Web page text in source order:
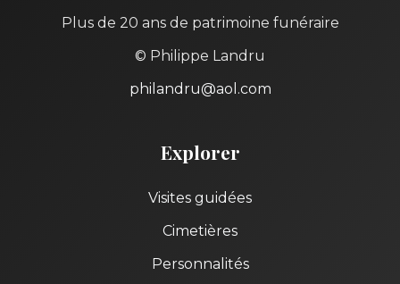
Plus de 20 ans de patrimoine funéraire
© Philippe Landru
philandru@aol.com
Explorer
Visites guidées
Cimetières
Personnalités